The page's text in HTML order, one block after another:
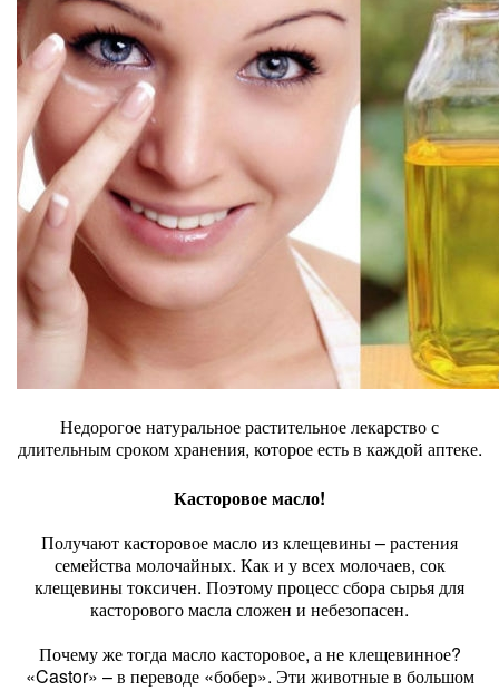
Недорогое натуральное растительное лекарство с
длительным сроком хранения, которое есть в каждой аптеке.
Касторовое масло!
Получают касторовое масло из клещевины – растения
семейства молочайных. Как и у всех молочаев, сок
клещевины токсичен. Поэтому процесс сбора сырья для
касторового масла сложен и небезопасен.
Почему же тогда масло касторовое, а не клещевинное?
«Castor» – в переводе «бобер». Эти животные в большом